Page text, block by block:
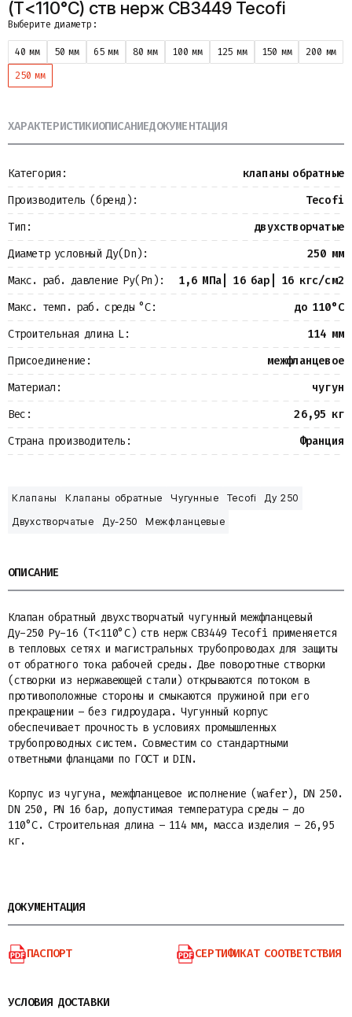
Металлопрокат
Измерительные приборы
Баки
Детали трубопроводов
Водомерные узлы
(Т<110°С) ств нерж CB3449 Tecofi
Выберите диаметр:
40 мм 50 мм 65 мм 80 мм 100 мм 125 мм 150 мм
200 мм
250 мм
ХАРАКТЕРИСТИКИОПИСАНИЕДОКУМЕНТАЦИЯ
Категория:
клапаны обратные
Производитель (бренд):
Tecofi
Тип:
двухстворчатые
Диаметр условный Ду(Dn):
250 мм
Макс. раб. давление Ру(Pn):
1,6 МПа| 16 бар| 16 кгс/см2
Макс. темп. раб. среды °С:
до 110°С
Строительная длина L:
114 мм
Присоединение:
межфланцевое
Материал:
чугун
Вес:
26,95 кг
Страна производитель:
Франция
Клапаны Клапаны обратные Чугунные Tecofi
Ду 250
Двухстворчатые
Ду-250 Межфланцевые
ОПИСАНИЕ
Клапан обратный двухстворчатый чугунный межфланцевый
Ду-250 Ру-16 (Т<110°С) ств нерж CB3449 Tecofi применяется
в тепловых сетях и магистральных трубопроводах для защиты
от обратного тока рабочей среды. Две поворотные створки
(створки из нержавеющей стали) открываются потоком в
противоположные стороны и смыкаются пружиной при его
прекращении – без гидроудара. Чугунный корпус
обеспечивает прочность в условиях промышленных
трубопроводных систем. Совместим со стандартными
ответными фланцами по ГОСТ и DIN.
Корпус из чугуна, межфланцевое исполнение (wafer), DN 250.
DN 250, PN 16 бар, допустимая температура среды – до
110°С. Строительная длина – 114 мм, масса изделия – 26,95
кг.
ДОКУМЕНТАЦИЯ
ПАСПОРТ СЕРТИФИКАТ СООТВЕТСТВИЯ
УСЛОВИЯ ДОСТАВКИ